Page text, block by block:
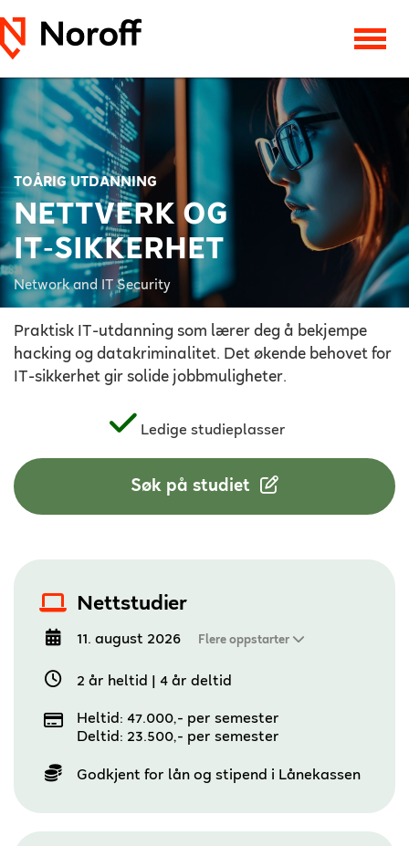
TOÅRIG UTDANNING
NETTVERK OG
IT‑SIKKERHET
Network and IT Security
Praktisk IT-utdanning som lærer deg å bekjempe
hacking og datakriminalitet. Det økende behovet for
IT-sikkerhet gir solide jobbmuligheter.
Ledige studieplasser
Søk på studiet
Nettstudier
11. august 2026 Flere oppstarter
2 år heltid 4 år deltid
Heltid: 47.000,- per semester
Deltid: 23.500,- per semester
Godkjent for lån og stipend i Lånekassen